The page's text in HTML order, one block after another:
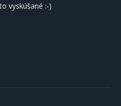
vyskúšané :-)